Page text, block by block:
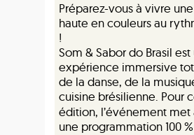
Préparez-vous à vivre
haute en couleurs au
!
Som & Sabor do Brasil est
expérience immersive
de la danse, de la
cuisine brésilienne. Pour
édition, l’événement met
une programmation 100